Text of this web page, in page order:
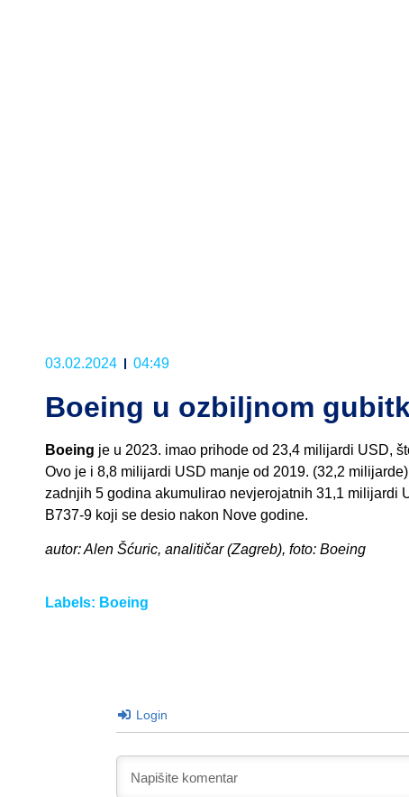
03.02.2024 04:49
Boeing u ozbiljnom
Boeing je u 2023. imao prihode od 23,4 milijardi USD,
Ovo je i 8,8 milijardi USD manje od 2019. (32,2
zadnjih 5 godina akumulirao nevjerojatnih 31,1 milijardi
B737-9 koji se desio nakon Nove godine.
autor: Alen Šćuric, analitičar (Zagreb), foto: Boeing
Labels: Boeing
Login